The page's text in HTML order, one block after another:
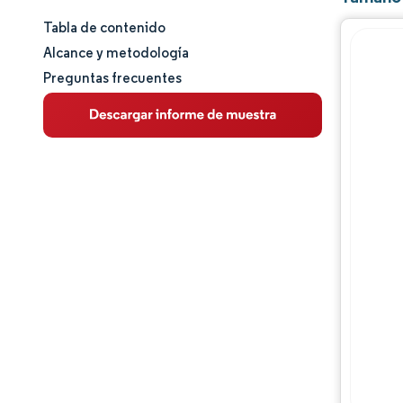
Tamaño y cuota de mercado
Análisis de mercado
Tendencias e ideas
Tabla de contenido
Alcance y metodología
Preguntas frecuentes